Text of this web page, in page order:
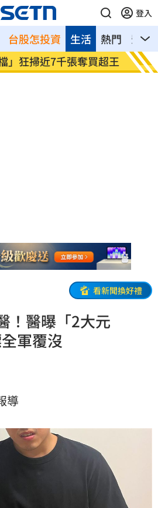
登入
台股怎投資 熱門 影音
生活
」狂掃近7千張奪買超王 南港
看新聞換好禮
！醫曝「2大元
軍覆沒
導